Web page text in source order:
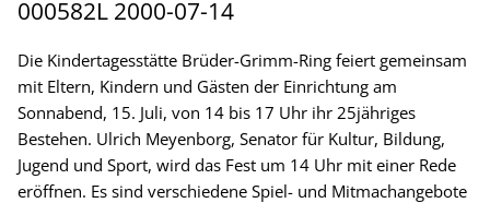
000582L 2000-07-14
Die Kindertagesstätte Brüder-Grimm-Ring feiert gemeinsam
mit Eltern, Kindern und Gästen der Einrichtung am
Sonnabend, 15. Juli, von 14 bis 17 Uhr ihr 25jähriges
Bestehen. Ulrich Meyenborg, Senator für Kultur, Bildung,
Jugend und Sport, wird das Fest um 14 Uhr mit einer Rede
eröffnen. Es sind verschiedene Spiel- und Mitmachangebote